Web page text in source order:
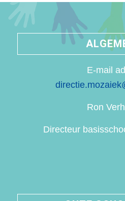
E-mail
Ron
Directeur